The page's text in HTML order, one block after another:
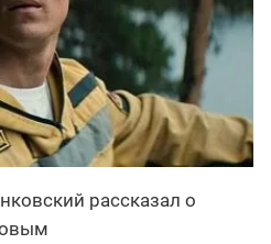
рассказал о